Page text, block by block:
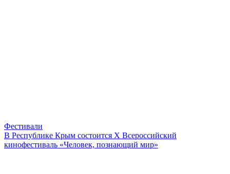
Фестивали
В Республике Крым состоится Х Всероссийский
кинофестиваль «Человек, познающий мир»